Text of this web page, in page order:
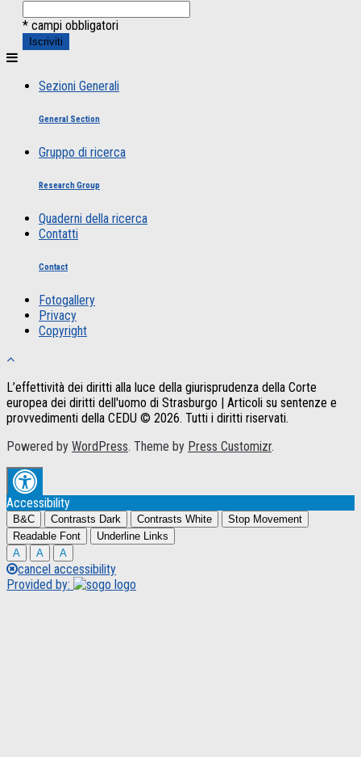
* campi obbligatori
Sezioni Generali
General Section
Gruppo di ricerca
Research Group
Quaderni della ricerca
Contatti
Contact
Fotogallery
Privacy
Copyright
L’effettività dei diritti alla luce della giurisprudenza della Corte
europea dei diritti dell'uomo di Strasburgo | Articoli su sentenze e
provvedimenti della CEDU © 2026. Tutti i diritti riservati.
Powered by WordPress. Theme by Press Customizr.
Accessibility
B&C Contrasts Dark Contrasts White
Stop Movement
Readable Font
Underline Links
A
A A
cancel accessibility
Provided by: